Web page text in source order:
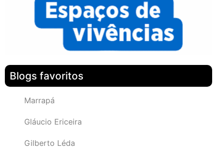
Blogs favoritos
Marrapá
Gláucio Ericeira
Gilberto Léda